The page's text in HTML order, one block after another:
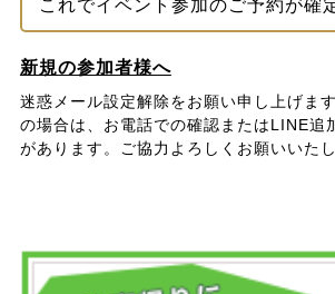
これでイベント参加のご予約が確
新規の参加者様へ
迷惑メール設定解除をお願い申し上げま
の場合は、お電話での確認またはLINE追
があります。ご協力よろしくお願いいたし